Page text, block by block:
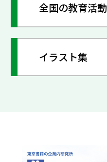
全国の教育活動
イラスト集